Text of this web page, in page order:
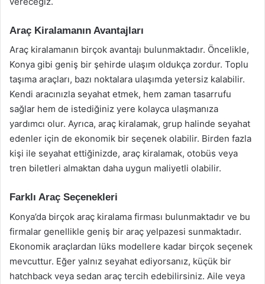
Araç Kiralamanın Avantajları
Araç kiralamanın birçok avantajı bulunmaktadır. Öncelikle,
Konya gibi geniş bir şehirde ulaşım oldukça zordur. Toplu
taşıma araçları, bazı noktalara ulaşımda yetersiz kalabilir.
Kendi aracınızla seyahat etmek, hem zaman tasarrufu
sağlar hem de istediğiniz yere kolayca ulaşmanıza
yardımcı olur. Ayrıca, araç kiralamak, grup halinde seyahat
edenler için de ekonomik bir seçenek olabilir. Birden fazla
kişi ile seyahat ettiğinizde, araç kiralamak, otobüs veya
tren biletleri almaktan daha uygun maliyetli olabilir.
Farklı Araç Seçenekleri
Konya’da birçok araç kiralama firması bulunmaktadır ve bu
firmalar genellikle geniş bir araç yelpazesi sunmaktadır.
Ekonomik araçlardan lüks modellere kadar birçok seçenek
mevcuttur. Eğer yalnız seyahat ediyorsanız, küçük bir
hatchback veya sedan araç tercih edebilirsiniz. Aile veya